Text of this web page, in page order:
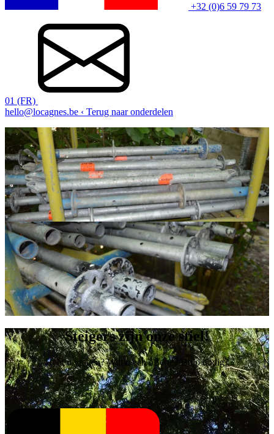
+32 (0)6 59 79 73
01 (FR)
hello@locagnes.be ‹ Terug naar onderdelen
Steigers zijn onze stiel!
Hebt u vragen? Wilt u een offerte? Hulp nodig?